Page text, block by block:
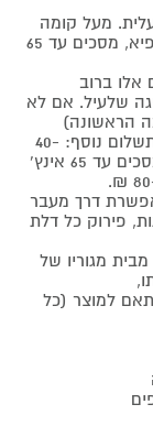
מעל קומה
ב' 40-50 ₪ למוצר לבן, 60-80 ₪ למקרר/מקפיא, מסכים עד 65
₪ (במסכים אלו ברוב
שלעיל. אם לא
הראשונה)
הובלה לכל קומה נוספת בתוך הבית כרוכה בתשלום נוסף: 40-
50 ₪ למוצר לבן, 60-80 ₪ למקרר/מקפיא, מסכים עד 65 אינץ'
דרך מעבר
פירוק כל דלת
העולה על 50 מטרים מבית מגוריו של
למוצר (כל